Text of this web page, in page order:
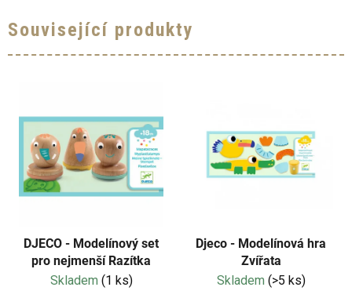
Související produkty
DJECO - Modelínový set
pro nejmenší Razítka
Skladem (1 ks)
Djeco - Modelínová hra
Zvířata
Skladem (>5 ks)